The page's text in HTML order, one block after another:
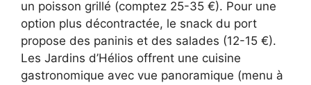
un poisson grillé (comptez 25-35 €). Pour une
option plus décontractée, le snack du port
propose des paninis et des salades (12-15 €).
Les Jardins d’Hélios offrent une cuisine
gastronomique avec vue panoramique (menu à